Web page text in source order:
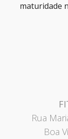
maturidade
Rua
Boa